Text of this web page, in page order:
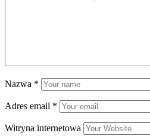
Nazwa *
Adres email *
Witryna internetowa